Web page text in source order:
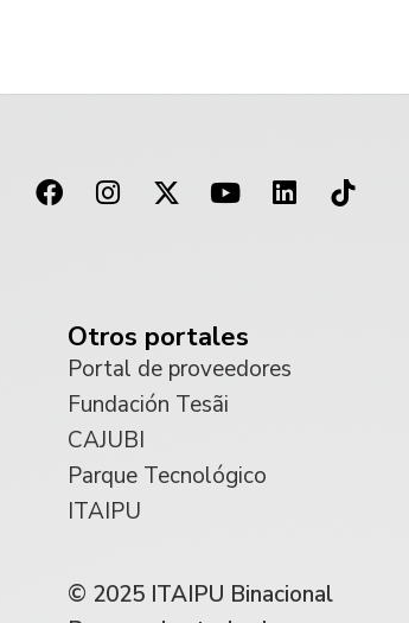
Otros portales
Portal de proveedores
Fundación Tesãi
CAJUBI
Parque Tecnológico
ITAIPU
© 2025 ITAIPU Binacional